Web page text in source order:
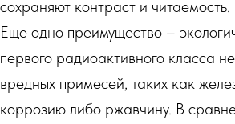
сохраняют контраст и читаемость.
Еще одно преимущество –
первого радиоактивного класса
вредных примесей, таких как
коррозию либо ржавчину. В